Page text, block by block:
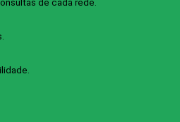
de cada rede.